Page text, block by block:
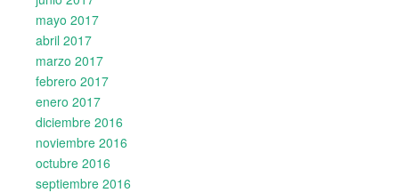
mayo 2017
abril 2017
marzo 2017
febrero 2017
enero 2017
diciembre 2016
noviembre 2016
octubre 2016
septiembre 2016